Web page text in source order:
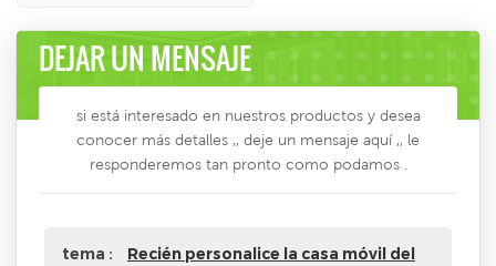
DEJAR UN MENSAJE
si está interesado en nuestros productos y desea
conocer más detalles ,, deje un mensaje aquí ,, le
responderemos tan pronto como podamos .
tema :
Recién personalice la casa móvil del